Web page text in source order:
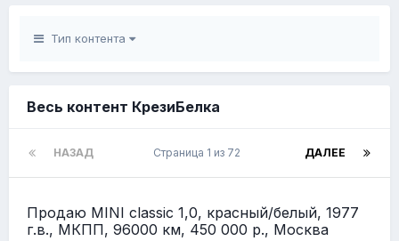
Тип контента
Весь контент КрезиБелка
НАЗАД ДАЛЕЕ
Страница 1 из 72
Продаю MINI classic 1,0, красный/белый, 1977
г.в., МКПП, 96000 км, 450 000 р., Москва